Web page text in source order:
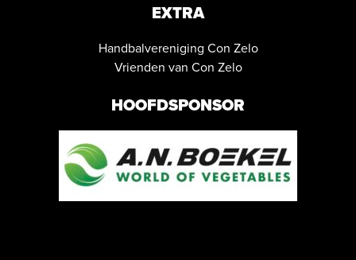
EXTRA
Handbalvereniging Con Zelo
Vrienden van Con Zelo
HOOFDSPONSOR